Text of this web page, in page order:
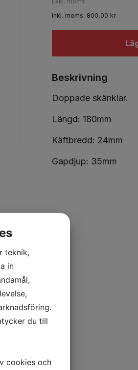
Inkl. moms: 800,00 kr
Beskrivning
Doppade skänklar.
Längd: 180mm
Käftbredd: 24mm
Gapdjup: 35mm
teknik,
in
du till
cookies och